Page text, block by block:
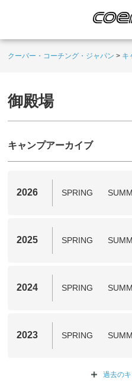
クーバー・コーチング・ジャパン > キ
御殿場
キャンプアーカイブ
2026 SPRING
2025 SPRING
2024 SPRING
2023 SPRING
過去の